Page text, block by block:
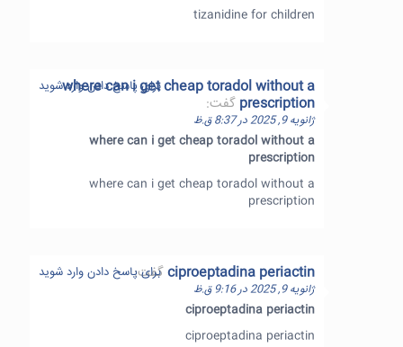
tizanidine for children
where can i get cheap toradol without a
prescription گفت:
ژانویه 9, 2025 در 8:37 ق.ظ
where can i get cheap toradol without a
prescription
where can i get cheap toradol without a
prescription
برای پاسخ دادن وارد شوید
ciproeptadina periactinگفت:
ژانویه 9, 2025 در 9:16 ق.ظ
ciproeptadina periactin
ciproeptadina periactin
برای پاسخ دادن وارد شوید